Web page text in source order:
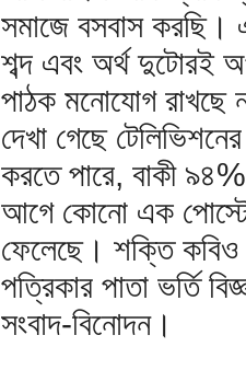
সমাজে বসবাস করছি।
শব্দ এবং অর্থ দুটোরই
পাঠক মনোযোগ রাখছে
দেখা গেছে
করতে পারে, বাকী
আগে কোনো এক পোস্টে
ফেলেছে। শক্তি কবিও
পত্রিকার পাতা ভর্তি
সংবাদ-বিনোদন।